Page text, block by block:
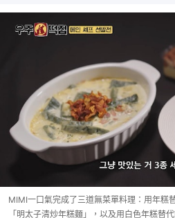
MIMI一口氣完成了三道無菜單料理：用年糕
「明太子清炒年糕麵」，以及用白色年糕替